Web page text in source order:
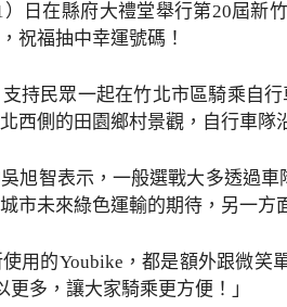
日在縣府大禮堂舉行第20屆新
祝福抽中幸運號碼！
持民眾一起在竹北市區騎乘自
西側的田園鄉村景觀，自行車
旭智表示，一般選戰大多透過
市未來綠色運輸的期待，另一
用的Youbike，都是額外跟微
多，讓大家騎乘更方便！」